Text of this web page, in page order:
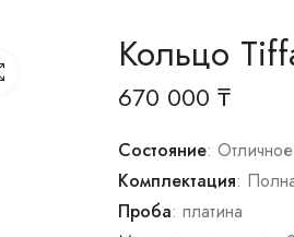
Кольцо
670 000 ₸
Состояние: Отличное
Комплектация:
Проба: платина